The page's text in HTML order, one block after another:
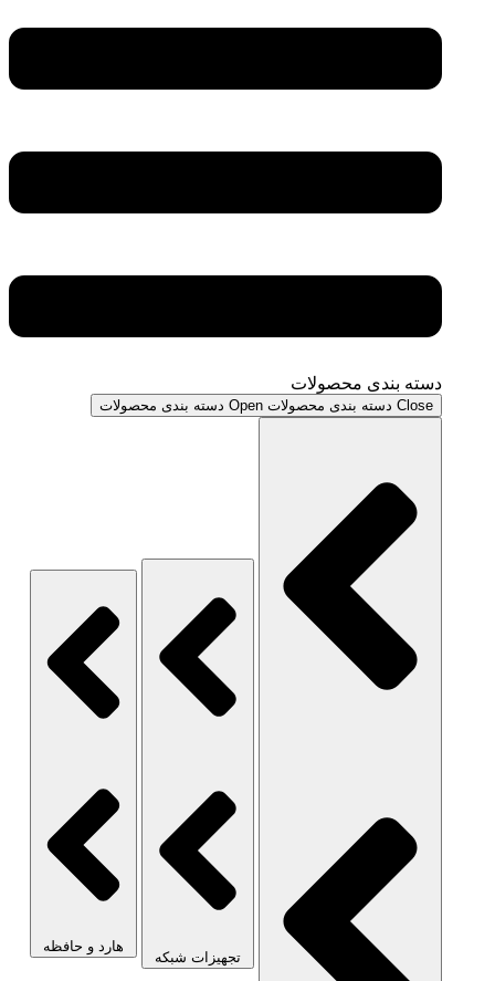
دسته بندی محصولات
Close دسته بندی محصولات Open دسته بندی محصولات
تجهیزات شبکه
هارد و حافظه